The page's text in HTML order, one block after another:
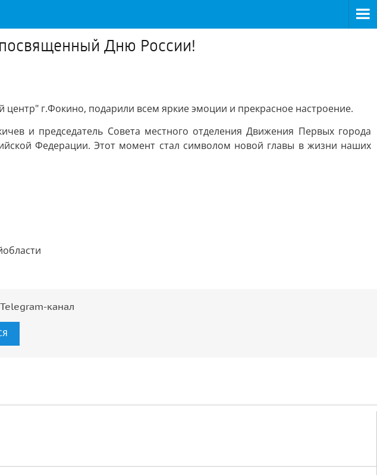
Дню России!
г.Фокино, подарили всем яркие эмоции и прекрасное настроение.
и председатель Совета местного отделения Движения Первых города
Федерации. Этот момент стал символом новой главы в жизни наших
канал